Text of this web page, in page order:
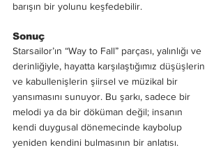
barışın bir yolunu keşfedebilir.
Sonuç
Starsailor’ın “Way to Fall” parçası, yalınlığı ve
derinliğiyle, hayatta karşılaştığımız düşüşlerin
ve kabullenişlerin şiirsel ve müzikal bir
yansımasını sunuyor. Bu şarkı, sadece bir
melodi ya da bir döküman değil; insanın
kendi duygusal dönemecinde kaybolup
yeniden kendini bulmasının bir anlatısı.